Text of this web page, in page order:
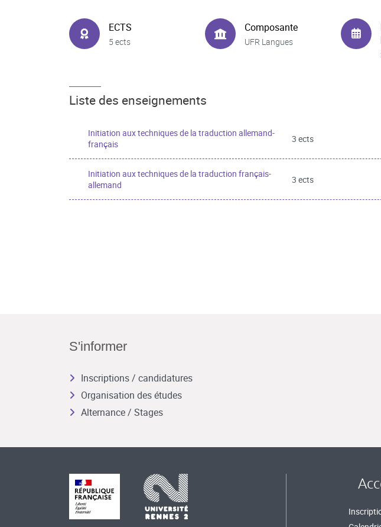
ECTS
5 ects
Composante
UFR Langues
Liste des enseignements
Initiation aux techniques de la traduction allemand-
français
3 ects
Initiation aux techniques de la traduction français-
allemand
3 ects
S'informer
Inscriptions / candidatures
Organisation des études
Alternance / Stages